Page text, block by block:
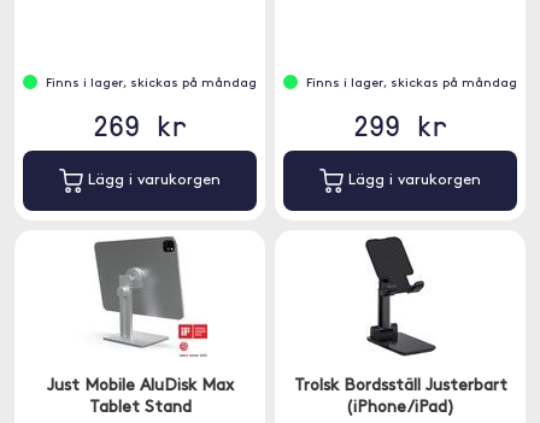
Finns i lager, skickas på måndag
269 kr
Lägg i varukorgen
Finns i lager, skickas på måndag
299 kr
Lägg i varukorgen
Just Mobile AluDisk Max
Tablet Stand
Trolsk Bordsställ Justerbart
(iPhone/iPad)